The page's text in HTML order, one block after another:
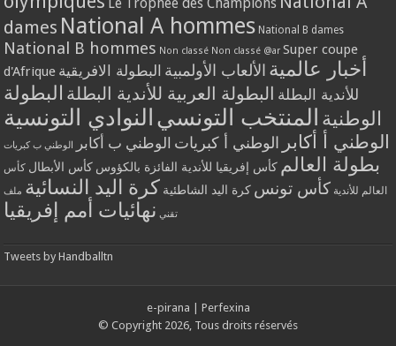
Le Trophée des Champions
dames National A hommes National B dames
National B hommes Non classé Non classé @ar Super coupe
d'Afrique
أخبار عالمية الألعاب الأولمبية البطولة الافريقية
للأندية البطلة البطولة العربية للأندية البطلة البطولة
الوطنية المنتخب التونسي النوادي التونسية
الوطني أ أكابر الوطني أ كبريات الوطني ب أكابر الوطني ب كبريات
بطولة العالم كأس إفريقيا للأندية الفائزة بالكؤوس كأس الأبطال كأس
العالم للأندية كأس تونس كرة اليد الشاطئية كرة اليد النسائية ملف
تقني نهائيات أمم إفريقيا
Tweets by Handballtn
e-pirana
Perfexina
© Copyright 2026, Tous droits réservés